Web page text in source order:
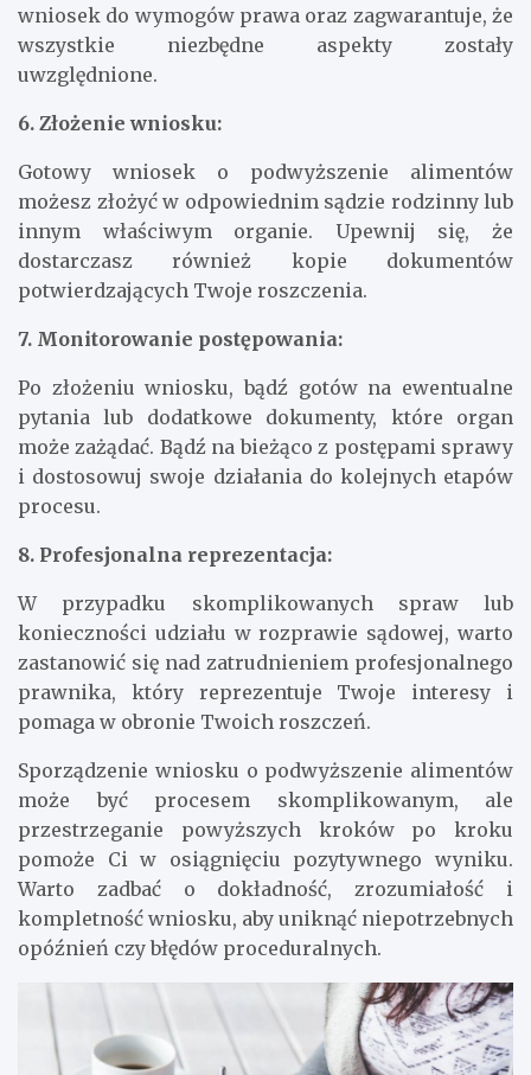
wniosek do wymogów prawa oraz zagwarantuje, że
wszystkie niezbędne aspekty zostały
uwzględnione.
6. Złożenie wniosku:
Gotowy wniosek o podwyższenie alimentów
możesz złożyć w odpowiednim sądzie rodzinny lub
innym właściwym organie. Upewnij się, że
dostarczasz również kopie dokumentów
potwierdzających Twoje roszczenia.
7. Monitorowanie postępowania:
Po złożeniu wniosku, bądź gotów na ewentualne
pytania lub dodatkowe dokumenty, które organ
może zażądać. Bądź na bieżąco z postępami sprawy
i dostosowuj swoje działania do kolejnych etapów
procesu.
8. Profesjonalna reprezentacja:
W przypadku skomplikowanych spraw lub
konieczności udziału w rozprawie sądowej, warto
zastanowić się nad zatrudnieniem profesjonalnego
prawnika, który reprezentuje Twoje interesy i
pomaga w obronie Twoich roszczeń.
Sporządzenie wniosku o podwyższenie alimentów
może być procesem skomplikowanym, ale
przestrzeganie powyższych kroków po kroku
pomoże Ci w osiągnięciu pozytywnego wyniku.
Warto zadbać o dokładność, zrozumiałość i
kompletność wniosku, aby uniknąć niepotrzebnych
opóźnień czy błędów proceduralnych.